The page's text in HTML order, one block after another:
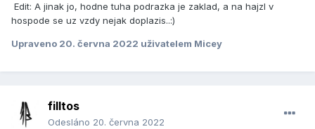
Edit: A jinak jo, hodne tuha podrazka je zaklad, a na hajzl v
hospode se uz vzdy nejak doplazis..:)
Upraveno 20. června 2022 uživatelem Micey
filltos
Odesláno 20. června 2022